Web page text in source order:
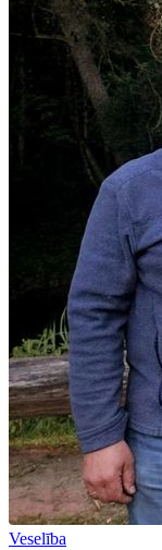
Veselība